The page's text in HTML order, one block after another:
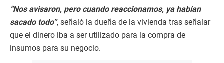
“Nos avisaron, pero cuando reaccionamos, ya habían
sacado todo”, señaló la dueña de la vivienda tras señalar
que el dinero iba a ser utilizado para la compra de
insumos para su negocio.